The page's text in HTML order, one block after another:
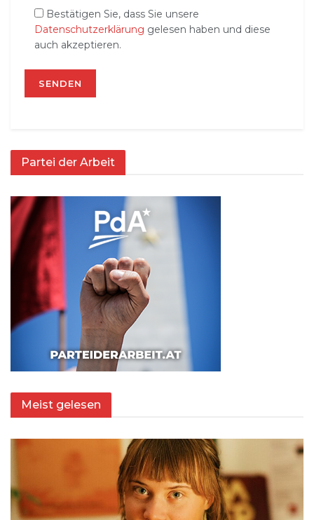
Bestätigen Sie, dass Sie unsere
Datenschutzerklärung gelesen haben und diese
auch akzeptieren.
Partei der Arbeit
Meist gelesen